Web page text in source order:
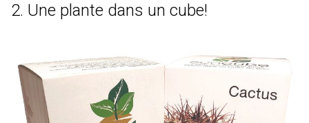
2. Une plante dans un cube!